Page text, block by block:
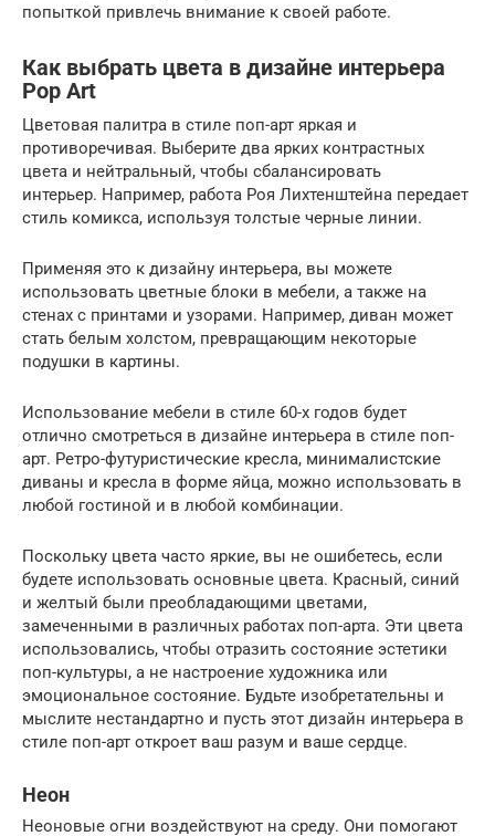
попыткой привлечь внимание к своей работе.
Как выбрать цвета в дизайне интерьера
Pop Art
Цветовая палитра в стиле поп-арт яркая и
противоречивая. Выберите два ярких контрастных
цвета и нейтральный, чтобы сбалансировать
интерьер. Например, работа Роя Лихтенштейна передает
стиль комикса, используя толстые черные линии.
Применяя это к дизайну интерьера, вы можете
использовать цветные блоки в мебели, а также на
стенах с принтами и узорами. Например, диван может
стать белым холстом, превращающим некоторые
подушки в картины.
Использование мебели в стиле 60-х годов будет
отлично смотреться в дизайне интерьера в стиле поп-
арт. Ретро-футуристические кресла, минималистские
диваны и кресла в форме яйца, можно использовать в
любой гостиной и в любой комбинации.
Поскольку цвета часто яркие, вы не ошибетесь, если
будете использовать основные цвета. Красный, синий
и желтый были преобладающими цветами,
замеченными в различных работах поп-арта. Эти цвета
использовались, чтобы отразить состояние эстетики
поп-культуры, а не настроение художника или
эмоциональное состояние. Будьте изобретательны и
мыслите нестандартно и пусть этот дизайн интерьера в
стиле поп-арт откроет ваш разум и ваше сердце.
Неон
Неоновые огни воздействуют на среду. Они помогают